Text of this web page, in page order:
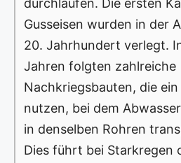
durchlaufen. Die ersten
Gusseisen wurden in der
20. Jahrhundert verlegt.
Jahren folgten zahlreiche
Nachkriegsbauten, die
nutzen, bei dem
in denselben Rohren
Dies führt bei Starkregen